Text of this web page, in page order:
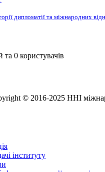
дипломатії та міжнародних
та 0 користувачів
© 2016-2025 ННІ
інституту